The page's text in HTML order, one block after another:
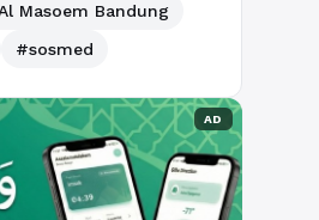
Masoem Bandung
#sosmed
AD